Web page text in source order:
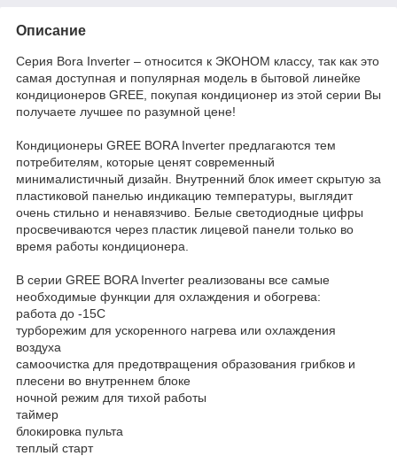
Описание
Серия Bora Inverter – относится к ЭКОНОМ классу, так как это
самая доступная и популярная модель в бытовой линейке
кондиционеров GREE, покупая кондиционер из этой серии Вы
получаете лучшее по разумной цене!
Кондиционеры GREE BORA Inverter предлагаются тем
потребителям, которые ценят современный
минималистичный дизайн. Внутренний блок имеет скрытую за
пластиковой панелью индикацию температуры, выглядит
очень стильно и ненавязчиво. Белые светодиодные цифры
просвечиваются через пластик лицевой панели только во
время работы кондиционера.
В серии GREE BORA Inverter реализованы все самые
необходимые функции для охлаждения и обогрева:
работа до -15С
турборежим для ускоренного нагрева или охлаждения
воздуха
самоочистка для предотвращения образования грибков и
плесени во внутреннем блоке
ночной режим для тихой работы
таймер
блокировка пульта
теплый старт